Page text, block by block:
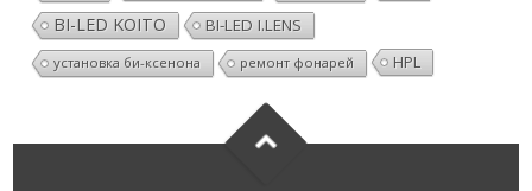
BI-LED KOITO BI-LED I.LENS
установка би-ксенона ремонт фонарей HPL